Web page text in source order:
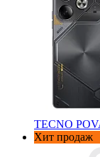
TECNO
Хит продаж